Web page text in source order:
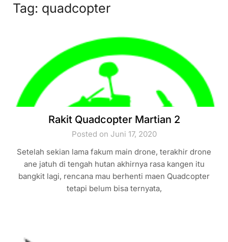
Tag: quadcopter
Rakit Quadcopter Martian 2
Posted on Juni 17, 2020
Setelah sekian lama fakum main drone, terakhir drone
ane jatuh di tengah hutan akhirnya rasa kangen itu
bangkit lagi, rencana mau berhenti maen Quadcopter
tetapi belum bisa ternyata,